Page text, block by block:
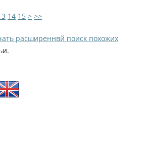
14 15 > >>
расширеннвй поиск похожих